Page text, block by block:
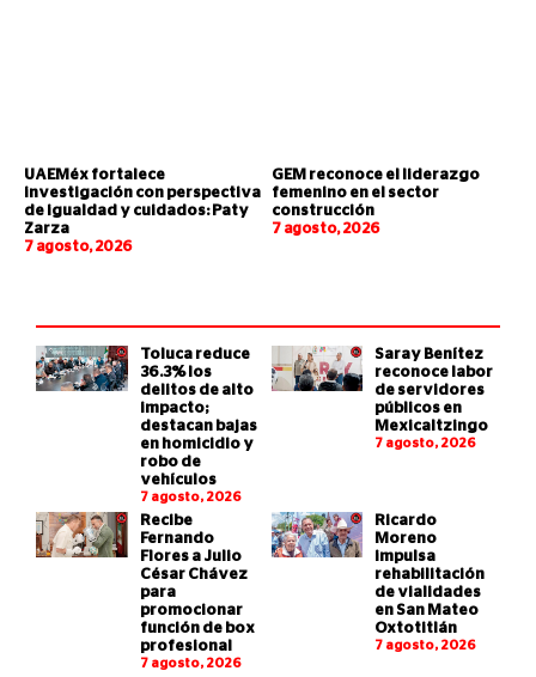
UAEMéx fortalece
investigación con perspectiva
de igualdad y cuidados: Paty
Zarza
7 agosto, 2026
GEM reconoce el liderazgo
femenino en el sector
construcción
7 agosto, 2026
Toluca reduce
36.3% los
delitos de alto
impacto;
destacan bajas
en homicidio y
robo de
vehículos
7 agosto, 2026
Saray Benítez
reconoce labor
de servidores
públicos en
Mexicaltzingo
7 agosto, 2026
Recibe
Fernando
Flores a Julio
César Chávez
para
promocionar
función de box
profesional
7 agosto, 2026
Ricardo
Moreno
impulsa
rehabilitación
de vialidades
en San Mateo
Oxtotitlán
7 agosto, 2026